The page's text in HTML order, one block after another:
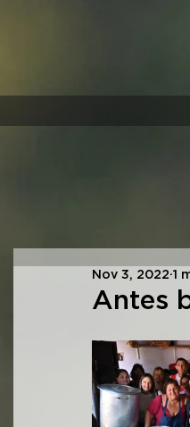
Antes
Nov 3, 2022 1